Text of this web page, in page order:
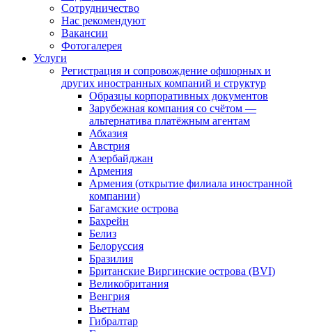
Сотрудничество
Нас рекомендуют
Вакансии
Фотогалерея
Услуги
Регистрация и сопровождение офшорных и
других иностранных компаний и структур
Образцы корпоративных документов
Зарубежная компания со счётом —
альтернатива платёжным агентам
Абхазия
Австрия
Азербайджан
Армения
Армения (открытие филиала иностранной
компании)
Багамские острова
Бахрейн
Белиз
Белоруссия
Бразилия
Британские Виргинские острова (BVI)
Великобритания
Венгрия
Вьетнам
Гибралтар